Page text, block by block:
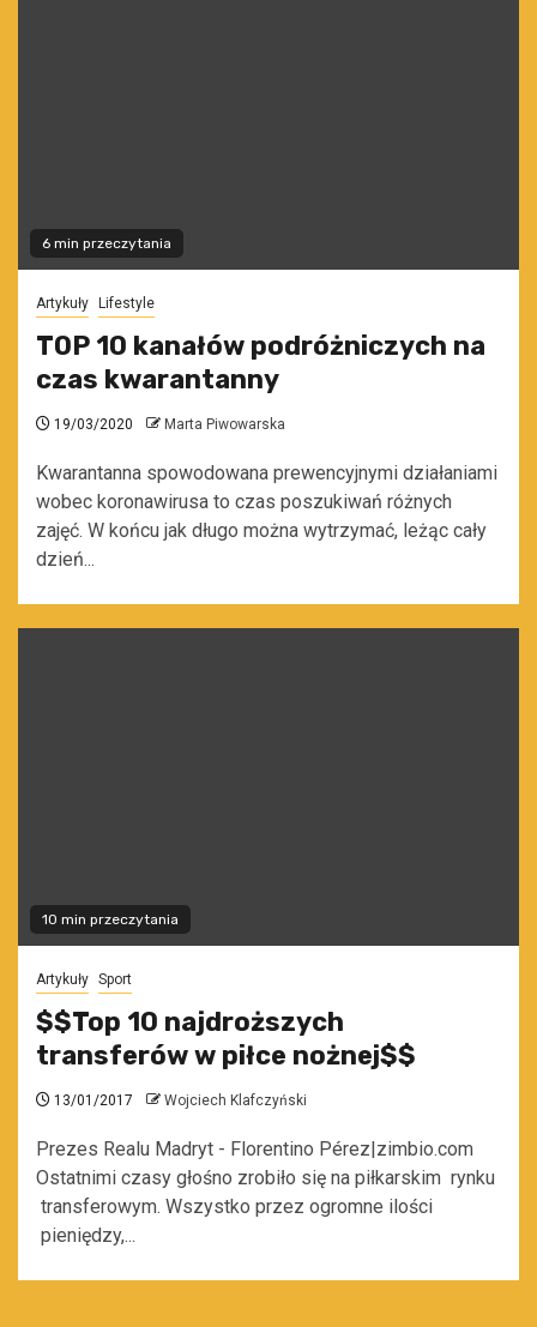
6 min przeczytania
Artykuły Lifestyle
TOP 10 kanałów podróżniczych na
czas kwarantanny
19/03/2020 Marta Piwowarska
Kwarantanna spowodowana prewencyjnymi działaniami
wobec koronawirusa to czas poszukiwań różnych
zajęć. W końcu jak długo można wytrzymać, leżąc cały
dzień...
10 min przeczytania
Artykuły Sport
$$Top 10 najdroższych
transferów w piłce nożnej$$
13/01/2017 Wojciech Klafczyński
Prezes Realu Madryt - Florentino Pérez|zimbio.com
Ostatnimi czasy głośno zrobiło się na piłkarskim rynku
transferowym. Wszystko przez ogromne ilości
pieniędzy,...